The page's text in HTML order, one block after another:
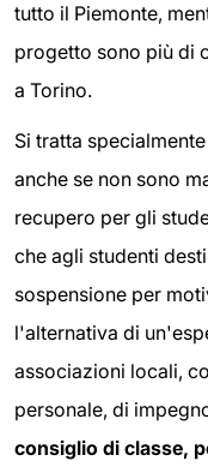
tutto il Piemonte,
progetto sono più di
a Torino.
Si tratta
anche se non sono
recupero per gli
che agli studenti
sospensione per
l'alternativa di
associazioni locali,
personale, di
consiglio di classe,